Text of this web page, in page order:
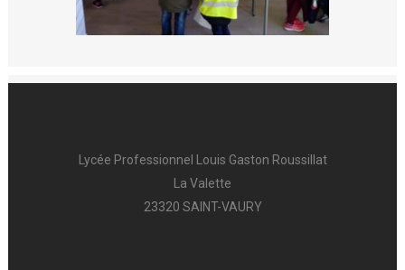
Lycée Professionnel Louis Gaston Roussillat
La Valette
23320 SAINT-VAURY